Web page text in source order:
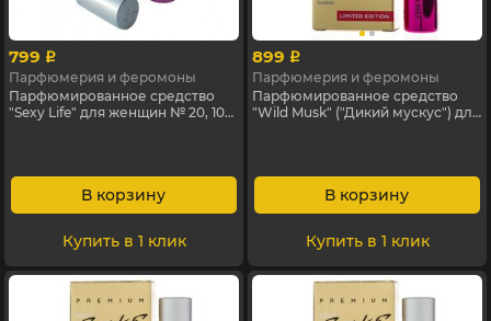
799 p
Парфюмерия и феромоны
Парфюмированное средство
"Sexy Life" для женщин № 20, 10
В корзину
Купить в 1 клик
899 p
Парфюмерия и феромоны
Парфюмированное средство
"Wild Musk" ("Дикий мускус") для
В корзину
Купить в 1 клик